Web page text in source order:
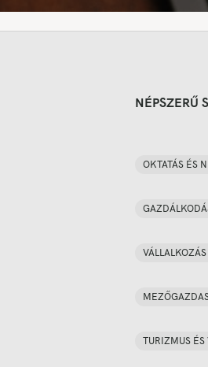
NÉPSZERŰ
OKTATÁS ÉS
TURIZMUS ÉS